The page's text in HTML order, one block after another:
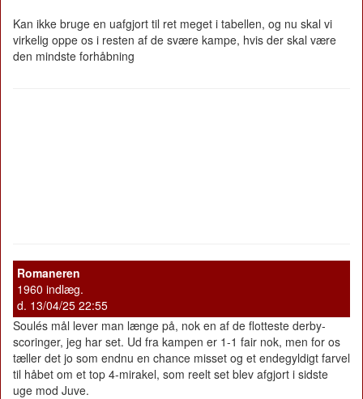
Kan ikke bruge en uafgjort til ret meget i tabellen, og nu skal vi
virkelig oppe os i resten af de svære kampe, hvis der skal være
den mindste forhåbning
Romaneren
1960 indlæg.
d. 13/04/25 22:55
Soulés mål lever man længe på, nok en af de flotteste derby-
scoringer, jeg har set. Ud fra kampen er 1-1 fair nok, men for os
tæller det jo som endnu en chance misset og et endegyldigt farvel
til håbet om et top 4-mirakel, som reelt set blev afgjort i sidste
uge mod Juve.